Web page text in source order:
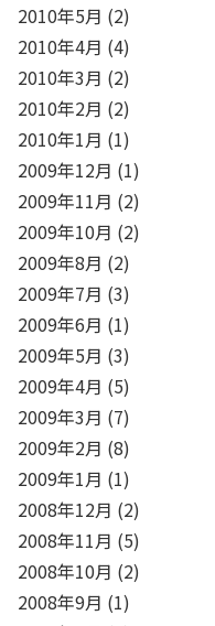
2010年5月 (2)
2010年4月 (4)
2010年3月 (2)
2010年2月 (2)
2010年1月 (1)
2009年12月 (1)
2009年11月 (2)
2009年10月 (2)
2009年8月 (2)
2009年7月 (3)
2009年6月 (1)
2009年5月 (3)
2009年4月 (5)
2009年3月 (7)
2009年2月 (8)
2009年1月 (1)
2008年12月 (2)
2008年11月 (5)
2008年10月 (2)
2008年9月 (1)